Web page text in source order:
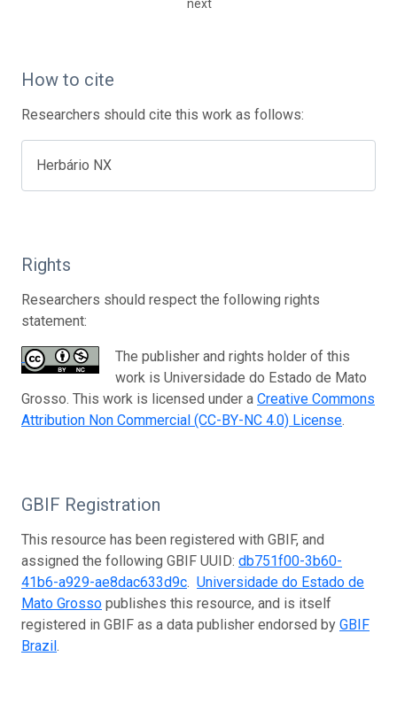
next
How to cite
Researchers should cite this work as follows:
Herbário NX
Rights
Researchers should respect the following rights
statement:
The publisher and rights holder of this
work is Universidade do Estado de Mato
Grosso. This work is licensed under a Creative Commons
Attribution Non Commercial (CC-BY-NC 4.0) License.
GBIF Registration
This resource has been registered with GBIF, and
assigned the following GBIF UUID: db751f00-3b60-
41b6-a929-ae8dac633d9c. Universidade do Estado de
Mato Grosso publishes this resource, and is itself
registered in GBIF as a data publisher endorsed by GBIF
Brazil.